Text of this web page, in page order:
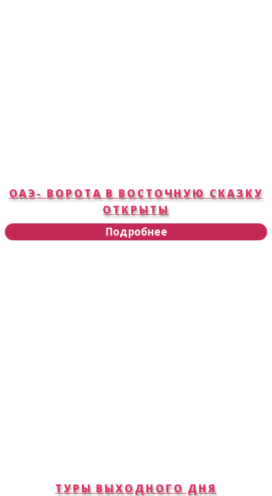
ОАЭ- ВОРОТА В ВОСТОЧНУЮ СКАЗКУ
ОТКРЫТЫ
Подробнее
ТУРЫ ВЫХОДНОГО ДНЯ